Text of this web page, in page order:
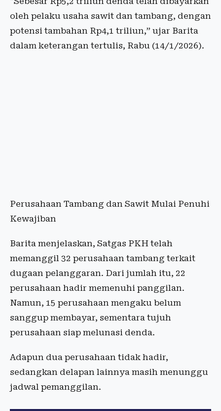
oleh pelaku usaha sawit dan tambang, dengan
potensi tambahan Rp4,1 triliun,” ujar Barita
dalam keterangan tertulis, Rabu (14/1/2026).
Perusahaan Tambang dan Sawit Mulai Penuhi
Kewajiban
Barita menjelaskan, Satgas PKH telah
memanggil 32 perusahaan tambang terkait
dugaan pelanggaran. Dari jumlah itu, 22
perusahaan hadir memenuhi panggilan.
Namun, 15 perusahaan mengaku belum
sanggup membayar, sementara tujuh
perusahaan siap melunasi denda.
Adapun dua perusahaan tidak hadir,
sedangkan delapan lainnya masih menunggu
jadwal pemanggilan.